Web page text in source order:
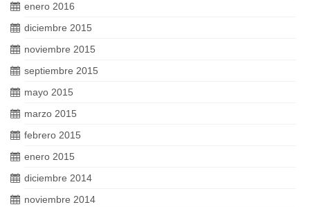
enero 2016
diciembre 2015
noviembre 2015
septiembre 2015
mayo 2015
marzo 2015
febrero 2015
enero 2015
diciembre 2014
noviembre 2014